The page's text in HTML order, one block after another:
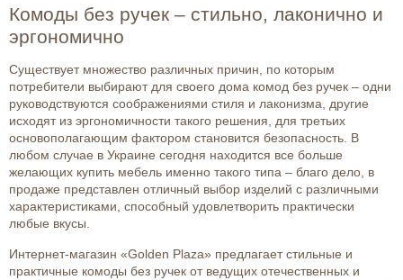
Комоды без ручек – стильно, лаконично и
эргономично
Существует множество различных причин, по которым
потребители выбирают для своего дома комод без ручек – одни
руководствуются соображениями стиля и лаконизма, другие
исходят из эргономичности такого решения, для третьих
основополагающим фактором становится безопасность. В
любом случае в Украине сегодня находится все больше
желающих купить мебель именно такого типа – благо дело, в
продаже представлен отличный выбор изделий с различными
характеристиками, способный удовлетворить практически
любые вкусы.
Интернет-магазин «Golden Plaza» предлагает стильные и
практичные комоды без ручек от ведущих отечественных и